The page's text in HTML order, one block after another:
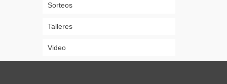
Sorteos
Talleres
Video